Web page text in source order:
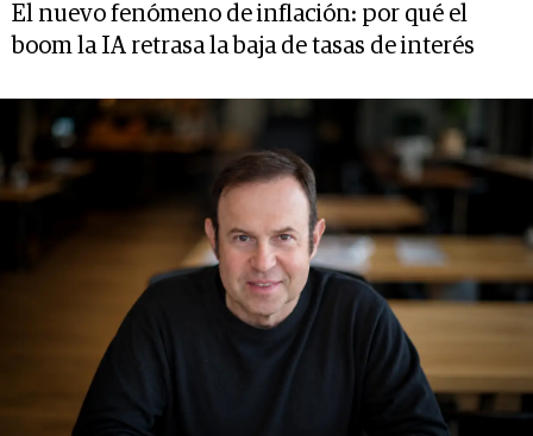
El nuevo fenómeno de inflación: por qué el
boom la IA retrasa la baja de tasas de interés